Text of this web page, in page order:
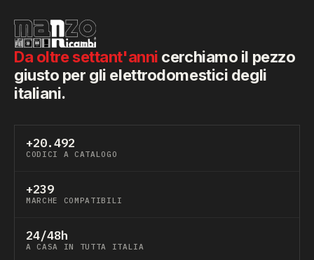
Da oltre settant'anni cerchiamo il pezzo
giusto per gli elettrodomestici degli
italiani.
+20.492
CODICI A CATALOGO
+239
MARCHE COMPATIBILI
24/48h
A CASA IN TUTTA ITALIA